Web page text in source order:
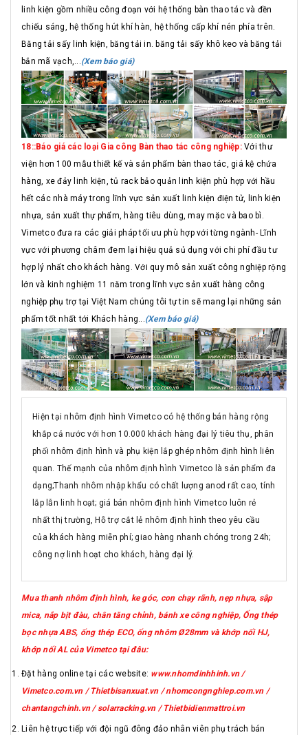
linh kiện gồm nhiều công đoạn với hệ thống bàn thao tác và đền
chiếu sáng, hệ thống hút khí hàn, hệ thống cấp khí nén phía trên.
Băng tải sấy linh kiện, băng tải in. băng tải sấy khô keo và băng tải
bắn mã vạch,... (Xem báo giá)
18::Báo giá các loại Gia công Bàn thao tác công nghiệp: Với thư
viện hơn 100 mẫu thiết kế và sản phẩm bàn thao tác, giá kệ chứa
hàng, xe đảy linh kiện, tủ rack bảo quản linh kiện phù hợp với hầu
hết các nhà máy trong lĩnh vực sản xuất linh kiện điện tử, linh kiện
nhựa, sản xuất thự phẩm, hàng tiêu dùng, may mặc và bao bì.
Vimetco đưa ra các giải pháp tối ưu phù hợp với từng ngành- Lĩnh
vực với phương châm đem lại hiệu quả sủ dụng với chi phí đầu tư
hợp lý nhất cho khách hàng. Với quy mô sản xuất công nghiệp rộng
lớn và kinh nghiệm 11 năm trong lĩnh vực sản xuất hàng công
nghiệp phụ trợ tại Việt Nam chúng tôi tự tin sẽ mang lại những sản
phẩm tốt nhất tới Khách hàng... (Xem báo giá)
Hiện tại nhôm định hình Vimetco có hệ thống bán hàng rộng
khắp cả nước với hơn 10.000 khách hàng đại lý tiêu thụ, phân
phối nhôm định hình và phụ kiện lắp ghép nhôm định hình liên
quan. Thế mạnh của nhôm định hình Vimetco là sản phẩm đa
dạng;Thanh nhôm nhập khẩu có chất lượng anod rất cao, tính
lắp lẫn linh hoạt; giá bán nhôm định hình Vimetco luôn rẻ
nhất thị trường, Hỗ trợ cắt lẻ nhôm định hình theo yêu cầu
của khách hàng miễn phí; giao hàng nhanh chóng trong 24h;
công nợ linh hoạt cho khách, hàng đại lý.
Mua thanh nhôm định hình, ke góc, con chạy rãnh, nẹp nhựa, sập
mica, nắp bịt đàu, chân tăng chỉnh, bánh xe công nghiệp, Ống thép
bọc nhựa ABS, ống thép ECO, ống nhôm Ø28mm và khớp nối HJ,
khớp nối AL của Vimetco tại đâu:
Đặt hàng online tại các website: www.nhomdinhhinh.vn /
Vimetco.com.vn / Thietbisanxuat.vn / nhomcongnghiep.com.vn /
chantangchinh.vn / solarracking.vn / Thietbidienmattroi.vn
Liên hệ trực tiếp với đội ngũ đông đảo nhân viên phụ trách bán